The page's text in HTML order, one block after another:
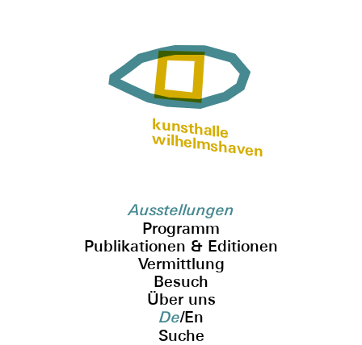
kunsthalle
wilhelmshaven
Ausstellungen
Programm
Publikationen & Editionen
Vermittlung
Besuch
Über uns
De/En
Suche